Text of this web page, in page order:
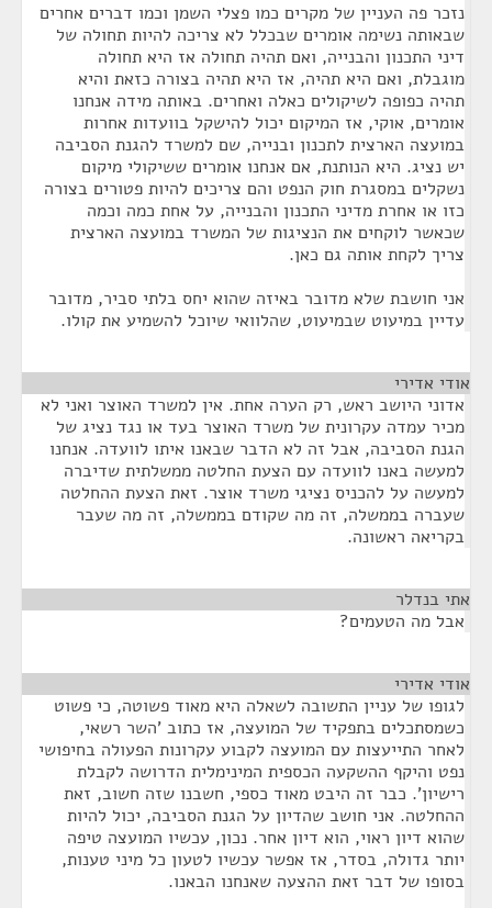
נזכר פה העניין של מקרים כמו פצלי השמן וכמו דברים אחרים
שבאותה נשימה אומרים שבכלל לא צריכה להיות תחולה של
דיני התכנון והבנייה, ואם תהיה תחולה אז היא תחולה
מוגבלת, ואם היא תהיה, אז היא תהיה בצורה כזאת והיא
תהיה כפופה לשיקולים כאלה ואחרים. באותה מידה אנחנו
אומרים, אוקי, אז המיקום יכול להישקל בוועדות אחרות
במועצה הארצית לתכנון ובנייה, שם למשרד להגנת הסביבה
יש נציג. היא הנותנת, אם אנחנו אומרים ששיקולי מיקום
נשקלים במסגרת חוק הנפט והם צריכים להיות פטורים בצורה
כזו או אחרת מדיני התכנון והבנייה, על אחת כמה וכמה
שכאשר לוקחים את הנציגות של המשרד במועצה הארצית
צריך לקחת אותה גם כאן.
אני חושבת שלא מדובר באיזה שהוא יחס בלתי סביר, מדובר
עדיין במיעוט שבמיעוט, שהלוואי שיוכל להשמיע את קולו.
אודי אדירי
אדוני היושב ראש, רק הערה אחת. אין למשרד האוצר ואני לא
מכיר עמדה עקרונית של משרד האוצר בעד או נגד נציג של
הגנת הסביבה, אבל זה לא הדבר שבאנו איתו לוועדה. אנחנו
למעשה באנו לוועדה עם הצעת החלטה ממשלתית שדיברה
למעשה על להכניס נציגי משרד אוצר. זאת הצעת ההחלטה
שעברה בממשלה, זה מה שקודם בממשלה, זה מה שעבר
בקריאה ראשונה.
אתי בנדלר
אבל מה הטעמים?
אודי אדירי
לגופו של עניין התשובה לשאלה היא מאוד פשוטה, כי פשוט
כשמסתכלים בתפקיד של המועצה, אז כתוב 'השר רשאי,
לאחר התייעצות עם המועצה לקבוע עקרונות הפעולה בחיפושי
נפט והיקף ההשקעה הכספית המינימלית הדרושה לקבלת
רישיון'. כבר זה היבט מאוד כספי, חשבנו שזה חשוב, זאת
ההחלטה. אני חושב שהדיון על הגנת הסביבה, יכול להיות
שהוא דיון ראוי, הוא דיון אחר. נכון, עכשיו המועצה טיפה
יותר גדולה, בסדר, אז אפשר עכשיו לטעון כל מיני טענות,
בסופו של דבר זאת ההצעה שאנחנו הבאנו.